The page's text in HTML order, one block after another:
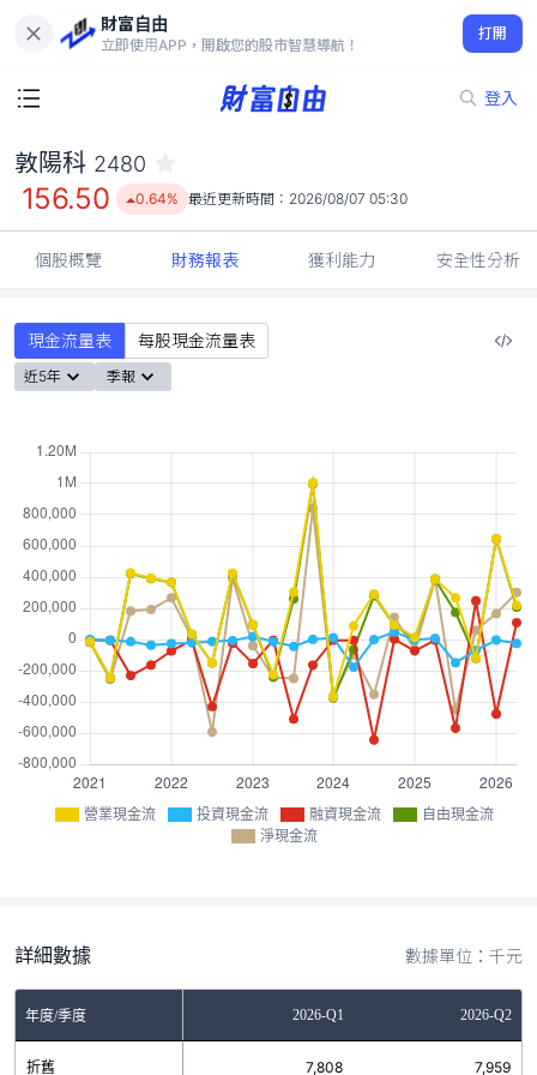
財富自由
立即使用APP，開啟您的股市智慧導航！
打開
登入
156.50
0.64%
敦陽科 2480
156.50 0.64% 最近更新時間： 2026/08/07 05:30
個股概覽 財務報表 獲利能力 安全性分析
現金流量表 每股現金流量表
近5年 季報
營業現金流 投資現金流 融資現金流
自由現金流
淨現金流
詳細數據 數據單位：千元
年度/季度 2026-Q1 2026-Q2
折舊 7,808 7,959